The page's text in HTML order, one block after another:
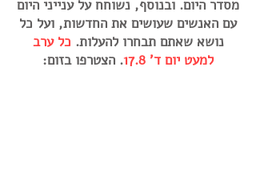
מסדר היום. ובנוסף, נשוחח על ענייני היום
עם האנשים שעושים את החדשות, ועל כל
נושא שאתם תבחרו להעלות. כל ערב
למעט יום ד' 17.8
. הצטרפו בזום: